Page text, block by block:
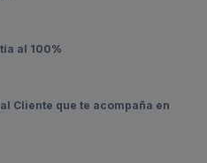
al 100%
Cliente que te acompaña en